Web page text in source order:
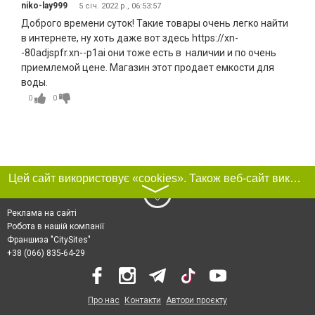
niko-lay999 5 січ. 2022 р., 06:53:57
Доброго времени суток! Такие товары очень легко найти
в интернете, ну хоть даже вот здесь https://xn-
-80adjspfr.xn--p1ai они тоже есть в наличии и по очень
приемлемой цене. Магазин этот продает емкости для
воды.
0 0
Цей сайт використовує «cookies». Також веб-сайт використовує інтернет-сервіс для збору технічних даних стосовно відвідувачів з метою отримання маркетингової та статистичної інформації. Умови обробки даних відвідувачів сайту див.
〉
Реклама на сайті
Робота в нашій компанії
Франшиза "CitySites"
+38 (066) 835-64-29
Про нас Контакти Автори проєкту